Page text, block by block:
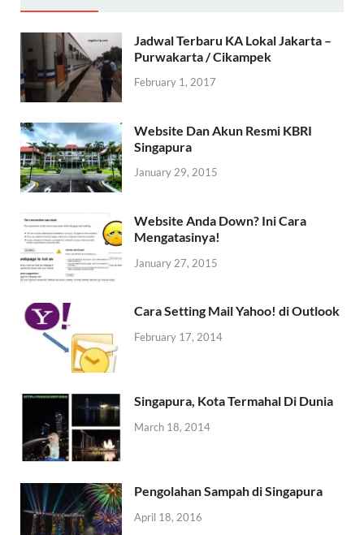
Jadwal Terbaru KA Lokal Jakarta –
Purwakarta / Cikampek
February 1, 2017
Website Dan Akun Resmi KBRI
Singapura
January 29, 2015
Website Anda Down? Ini Cara
Mengatasinya!
January 27, 2015
Cara Setting Mail Yahoo! di Outlook
February 17, 2014
Singapura, Kota Termahal Di Dunia
March 18, 2014
Pengolahan Sampah di Singapura
April 18, 2016